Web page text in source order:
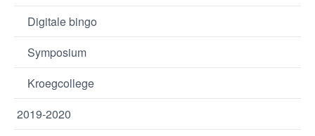
Digitale bingo
Symposium
Kroegcollege
2019-2020